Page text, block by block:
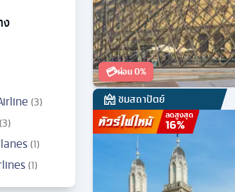
ง
3
3
1
1
💳ผ่อน 0%
ชมสถาปัตย์
ลดสูงสุด
16%